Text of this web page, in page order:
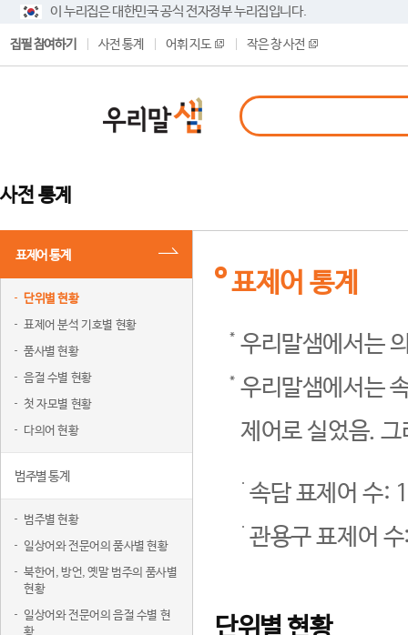
이 누리집은 대한민국 공식 전자정부 누리집입니다.
집필 참여하기 사전 통계 어휘 지도 작은 창 사전
사전 통계
표제어 통계
단위별 현황
표제어 분석 기호별 현황
품사별 현황
음절 수별 현황
첫 자모별 현황
다의어 현황
범주별 통계
범주별 현황
일상어와 전문어의 품사별 현황
북한어, 방언, 옛말 범주의 품사별
현황
일상어와 전문어의 음절 수별 현
황
표제어 통계
우리말샘에서는
우리말샘에서는
제어로 실었음.
속담 표제어 수:
관용구 표제어
단위별 현황